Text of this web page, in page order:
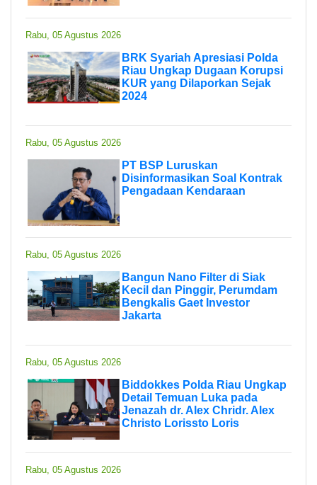
Rabu, 05 Agustus 2026
BRK Syariah Apresiasi Polda
Riau Ungkap Dugaan Korupsi
KUR yang Dilaporkan Sejak
2024
Rabu, 05 Agustus 2026
PT BSP Luruskan
Disinformasikan Soal Kontrak
Pengadaan Kendaraan
Rabu, 05 Agustus 2026
Bangun Nano Filter di Siak
Kecil dan Pinggir, Perumdam
Bengkalis Gaet Investor
Jakarta
Rabu, 05 Agustus 2026
Biddokkes Polda Riau Ungkap
Detail Temuan Luka pada
Jenazah dr. Alex Chridr. Alex
Christo Lorissto Loris
Rabu, 05 Agustus 2026